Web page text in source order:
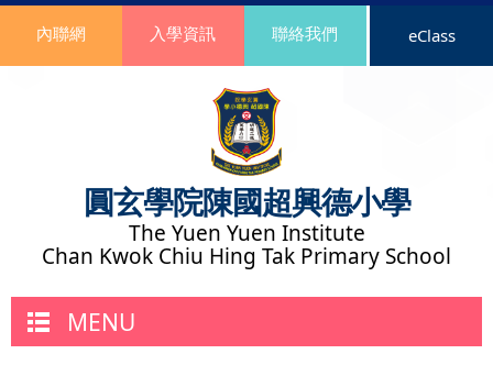
圓玄學院陳國超興德小學
The Yuen Yuen Institute
Chan Kwok Chiu Hing Tak Primary School
內聯網 入學資訊 聯絡我們 eClass
MENU